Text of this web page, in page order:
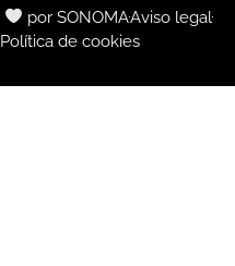
por SONOMAAviso legal
Política de cookies